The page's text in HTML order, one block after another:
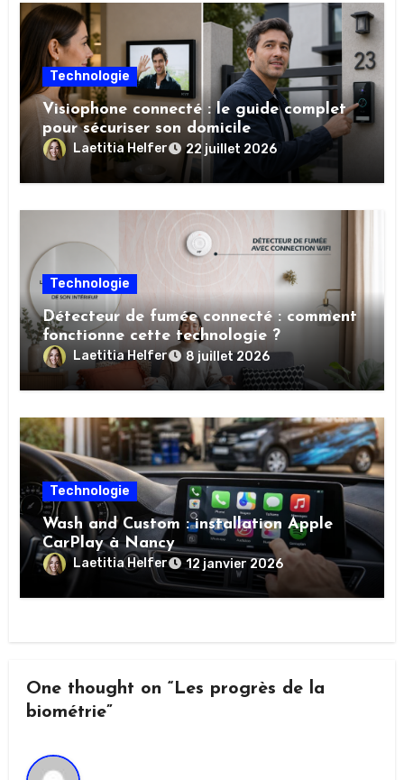
Technologie
Visiophone connecté : le guide complet
pour sécuriser son domicile
Laetitia Helfer 22 juillet 2026
Technologie
Détecteur de fumée connecté : comment
fonctionne cette technologie ?
Laetitia Helfer 8 juillet 2026
Technologie
Wash and Custom : installation Apple
CarPlay à Nancy
Laetitia Helfer 12 janvier 2026
One thought on “Les progrès de la
biométrie”